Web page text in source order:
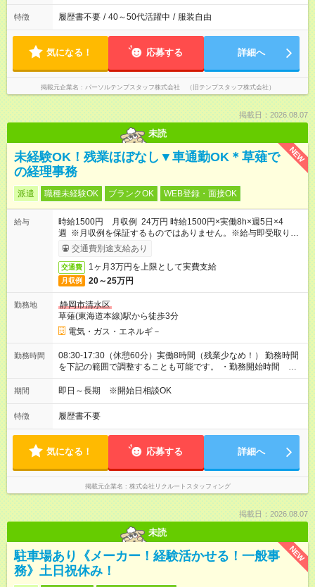
特徴 履歴書不要 / 40～50代活躍中 / 服装自由
気になる！ 応募する 詳細へ
掲載元企業名 パーソルテンプスタッフ株式会社 （旧テンプスタッフ株式会社）
掲載日：2026.08.07
未読
NEW
未経験OK！残業ほぼなし▼車通勤OK＊草薙で
の経理事務
派遣 職種未経験OK ブランクOK WEB登録・面接OK
給与
時給1500円 月収例 24万円 時給1500円×実働8h×週5日×4
週 ※月収例を保証するものではありません。※給与即受取りサ
ービス利用可（利用条件有）
交通費別途支給あり
交通費 1ヶ月3万円を上限として実費支給
月収例 20～25万円
勤務地
静岡市清水区
草薙(東海道本線)駅から徒歩3分
電気・ガス・エネルギ－
勤務時間
08:30-17:30（休憩60分）実働8時間（残業少なめ！） 勤務時間
を下記の範囲で調整することも可能です。 ・勤務開始時間
08:30～09:00 ・勤務終了時間 16:00～17:30 ・実働 06:00～
08:00
期間 即日～長期 ※開始日相談OK
特徴 履歴書不要
気になる！ 応募する 詳細へ
掲載元企業名 株式会社リクルートスタッフィング
掲載日：2026.08.07
未読
NEW
駐車場あり《メーカー！経験活かせる！一般事
務》土日祝休み！